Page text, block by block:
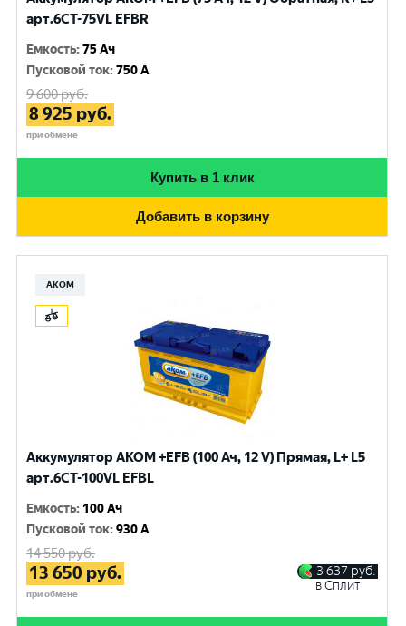
арт.6СТ-75VL EFBR
Емкость:75 Ач
Пусковой ток:750 A
9 600руб.
8 925 руб.
при обмене
Купить в 1 клик
Добавить в корзину
АКОМ
Аккумулятор AKOM +EFB (100 Ач, 12 V) Прямая, L+ L5
арт.6СТ-100VL EFBL
Емкость: 100 Ач
Пусковой ток:930 A
14 550руб.
13 650 руб.
при обмене
3 637 руб.
в Сплит